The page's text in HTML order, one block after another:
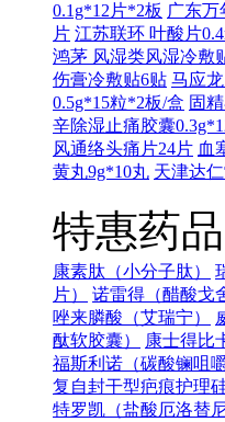
0.1g*12片*2板 广东万
片 江苏联环 叶酸片
鸿茅 风湿类风湿冷敷
伤膏冷敷贴6贴 马应
0.5g*15粒*2板/盒 固
辛除湿止痛胶囊
风通络头痛片24片 血
黄丸9g*10丸 天津达
特惠药品
康素肽（小分子肽）
片）
诺雷得（醋酸戈
唑来膦酸（艾瑞宁）
酞软胶囊）
康士得比
福斯利诺（碳酸镧咀嚼
复自封干型疤痕护理
特罗凯（盐酸厄洛替尼